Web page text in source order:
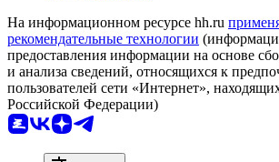
На информационном ресурсе hh.ru
рекомендательные технологии
предоставления информации на основе
и анализа сведений, относящихся к
пользователей сети «Интернет»,
Российской Федерации)